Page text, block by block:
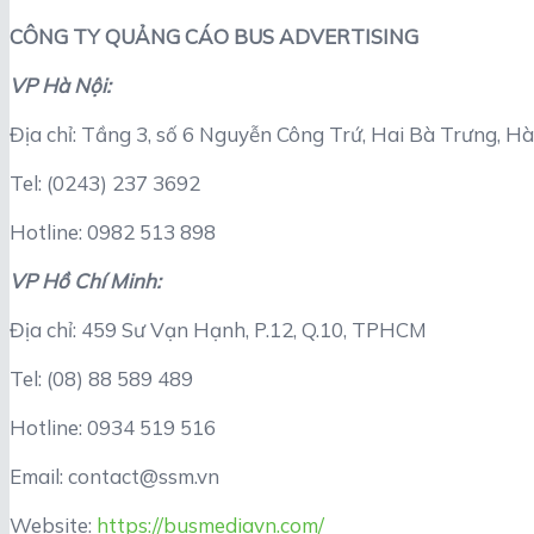
CÔNG TY QUẢNG CÁO BUS ADVERTISING
VP Hà Nội:
Địa chỉ: Tầng 3, số 6 Nguyễn Công Trứ, Hai Bà Trưng,
Tel: (0243) 237 3692
Hotline: 0982 513 898
VP Hồ Chí Minh:
Địa chỉ: 459 Sư Vạn Hạnh, P.12, Q.10, TPHCM
Tel: (08) 88 589 489
Hotline: 0934 519 516
Email: contact@ssm.vn
Website: https://busmediavn.com/